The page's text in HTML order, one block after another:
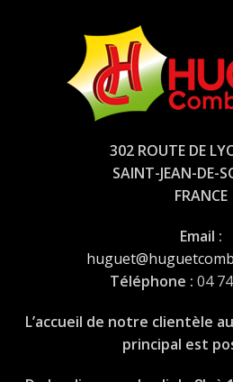
302 ROUTE DE
SAINT-JEAN-DE-
FRANCE
Email :
Téléphone : 04
L’accueil de notre clientèle
principal est